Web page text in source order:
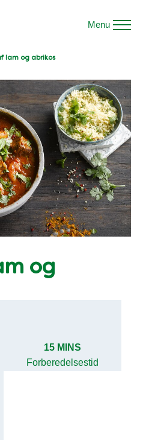
Menu
lam og abrikos
og
15 MINS
Forberedelsestid